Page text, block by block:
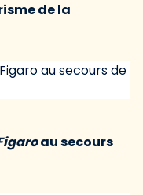
de la
au secours